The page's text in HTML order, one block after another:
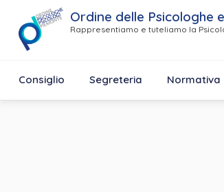
Ordine delle Psicologhe
Rappresentiamo e tuteliamo la
Consiglio Segreteria Normativa